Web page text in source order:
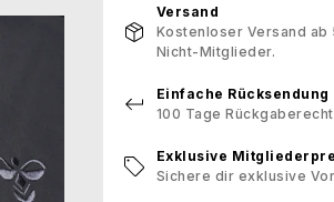
Versand
Kostenloser Versand ab
Nicht-Mitglieder.
Einfache Rücksendung
100 Tage
Exklusive
Sichere dir exklusive